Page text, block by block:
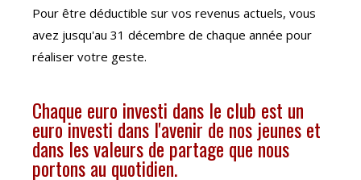
Pour être déductible sur vos revenus actuels, vous
avez jusqu'au 31 décembre de chaque année pour
réaliser votre geste.
Chaque euro investi dans le club est un
euro investi dans l'avenir de nos jeunes et
dans les valeurs de partage que nous
portons au quotidien.